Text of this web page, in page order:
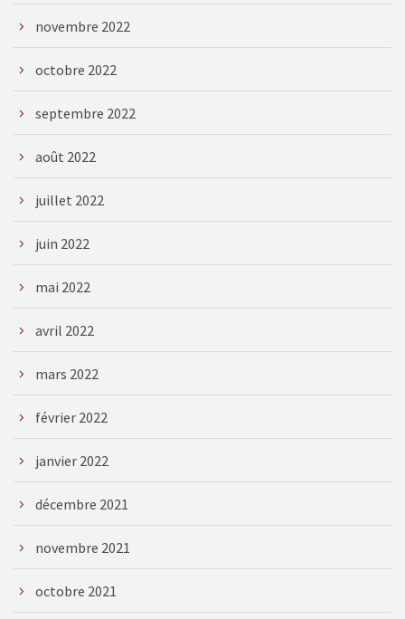
novembre 2022
octobre 2022
septembre 2022
août 2022
juillet 2022
juin 2022
mai 2022
avril 2022
mars 2022
février 2022
janvier 2022
décembre 2021
novembre 2021
octobre 2021